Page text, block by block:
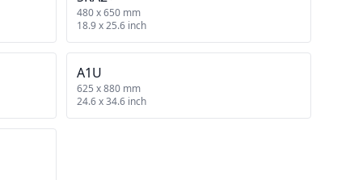
480 x 650 mm
18.9 x 25.6 inch
A1U
625 x 880 mm
24.6 x 34.6 inch